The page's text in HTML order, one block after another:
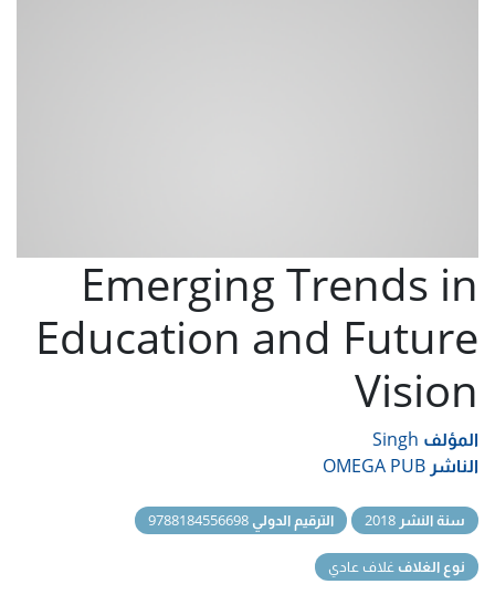
Emerging Trends in
Education and Future
Vision
المؤلف Singh
الناشر OMEGA PUB
سنة النشر الترقيم الدولي
نوع الغلاف غلاف عادي